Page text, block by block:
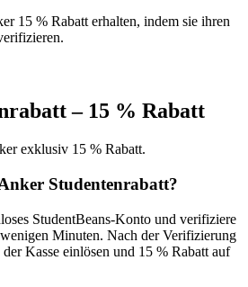
15 % Rabatt erhalten, indem sie ihren
– 15 % Rabatt
exklusiv 15 % Rabatt.
Studentenrabatt?
StudentBeans-Konto und verifiziere
Minuten. Nach der Verifizierung
Kasse einlösen und 15 % Rabatt auf